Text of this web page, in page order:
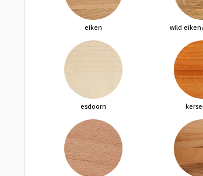
eiken wild
esdoorn